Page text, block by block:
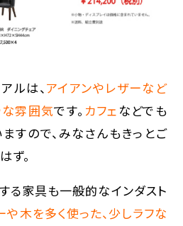
ルは、アイアンやレザーなど
な雰囲気です。 カフェ などでも
すので、みなさんもきっとご
ず。
る家具も一般的なインダスト
や木を多く使った、少しラフな